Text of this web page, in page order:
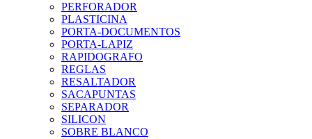
PERFORADOR
PLASTICINA
PORTA-DOCUMENTOS
PORTA-LAPIZ
RAPIDOGRAFO
REGLAS
RESALTADOR
SACAPUNTAS
SEPARADOR
SILICON
SOBRE BLANCO